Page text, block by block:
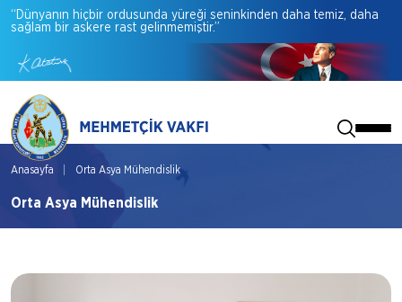
“Dünyanın hiçbir ordusunda yüreği seninkinden daha temiz, daha
sağlam bir askere rast gelinmemiştir.”
Anasayfa Orta Asya Mühendislik
Orta Asya Mühendislik